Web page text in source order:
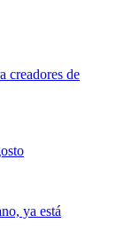
creadores de
ya está